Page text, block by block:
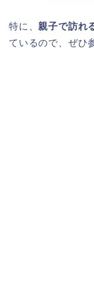
特に、親子で訪れ
ているので、ぜひ